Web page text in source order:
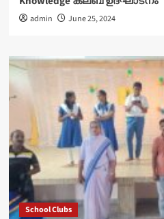
admin June 25, 2024
School Clubs